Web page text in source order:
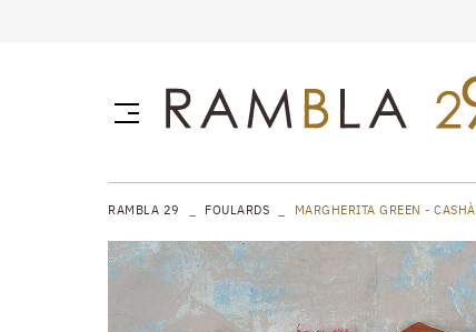
RAMBLA 29 FOULARDS MARGHERITA GREEN - CASHÀ